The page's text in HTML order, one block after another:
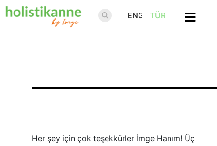
ENGLISHTÜRKÇE
Her şey için çok teşekkürler İmge Hanım! Üç